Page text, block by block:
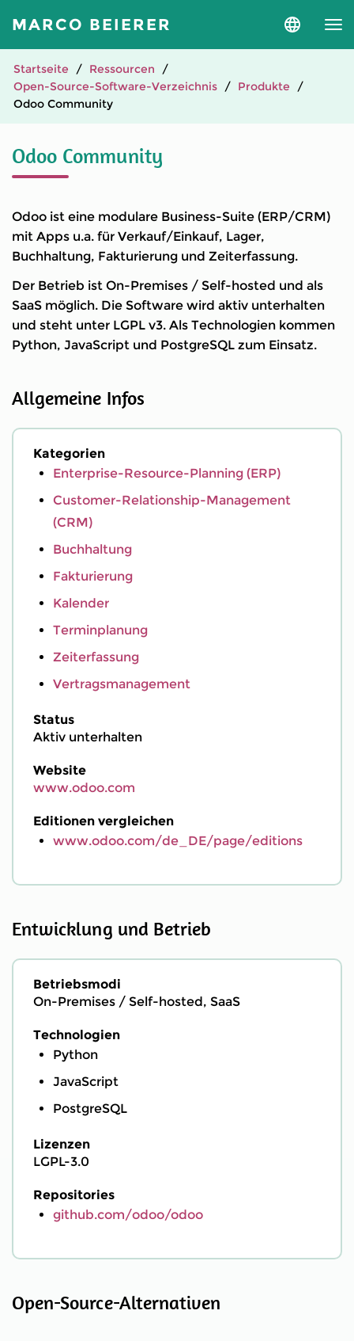
MARCO BEIERER
Sprache
Startseite
Ressourcen
Open-Source-Software-Verzeichnis
Produkte
Odoo Community
Odoo Community
Odoo ist eine modulare Business-Suite (ERP/CRM)
mit Apps u.a. für Verkauf/Einkauf, Lager,
Buchhaltung, Fakturierung und Zeiterfassung.
Der Betrieb ist On-Premises / Self-hosted und als
SaaS möglich. Die Software wird aktiv unterhalten
und steht unter LGPL v3. Als Technologien kommen
Python, JavaScript und PostgreSQL zum Einsatz.
Allgemeine Infos
Kategorien
Enterprise-Resource-Planning (ERP)
Customer-Relationship-Management
(CRM)
Buchhaltung
Fakturierung
Kalender
Terminplanung
Zeiterfassung
Vertragsmanagement
Status
Aktiv unterhalten
Website
www.odoo.com
Editionen vergleichen
www.odoo.com/de_DE/page/editions
Entwicklung und Betrieb
Betriebsmodi
On-Premises / Self-hosted, SaaS
Technologien
Python
JavaScript
PostgreSQL
Lizenzen
LGPL-3.0
Repositories
github.com/odoo/odoo
Open-Source-Alternativen